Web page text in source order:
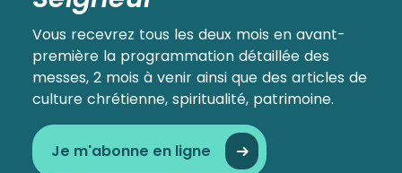
Vous recevrez tous les deux mois en avant-
première la programmation détaillée des
messes, 2 mois à venir ainsi que des articles de
culture chrétienne, spiritualité, patrimoine.
Je m'abonne en ligne